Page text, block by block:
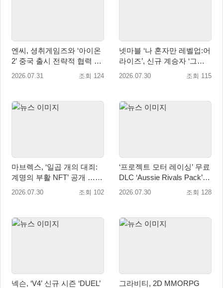
엔씨, 셩취게임즈와 ‘아이온
2’ 중국 출시 전략적 협력 발
표
2026.07.31 조회 124
넷마블 ‘나 혼자만 레벨업:어
라이즈’, 신규 계승자 ‘그림
자 군주 성진우’ 추가
2026.07.30 조회 115
마브렉스, ‘일곱 개의 대죄:
계명의 부활 NFT’ 공개 …글
로벌 인기 IP 라이선스 활용
2026.07.30 조회 102
‘프로젝트 모터 레이싱’ 무료
DLC ‘Aussie Rivals Pack’
출시! 대규모 업데이트 2.1도
2026.07.30 조회 128
넥슨, ‘V4’ 신규 시즌 ‘DUEL’
그라비티, 2D MMORPG